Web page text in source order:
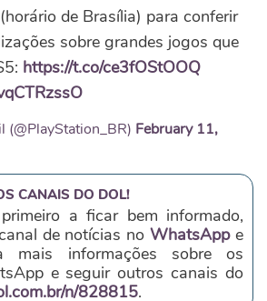
de Brasília) para conferir
sobre grandes jogos que
https://t.co/ce3fOStOOQ
February 11,
CANAIS DO DOL!
a ficar bem informado,
de notícias noWhatsAppe
mais informações sobre os
e seguir outros canais do
n/828815.